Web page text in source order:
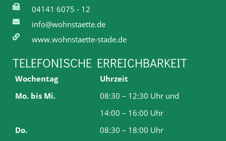
04141 6075 - 12
info@wohnstaette.de
www.wohnstaette-stade.de
TELEFONISCHE ERREICHBARKEIT
Wochentag
Uhrzeit
Mo. bis Mi.
08:30 – 12:30 Uhr und
14:00 – 16:00 Uhr
Do.
08:30 – 18:00 Uhr